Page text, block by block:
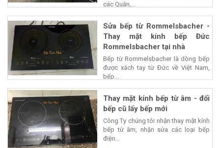
các Quận,...
Sửa bếp từ Rommelsbacher -
Thay mặt kính bếp Đức
Rommelsbacher tại nhà
Bếp từ Rommelsbacher là dòng bếp
được xách tay từ Đức về Việt Nam,
bếp...
Thay mặt kính bếp từ âm - đổi
bếp cũ lấy bếp mới
Công Ty chúng tôi nhận thay mặt kính
bếp từ âm, nhận sửa các loại bếp
điện...